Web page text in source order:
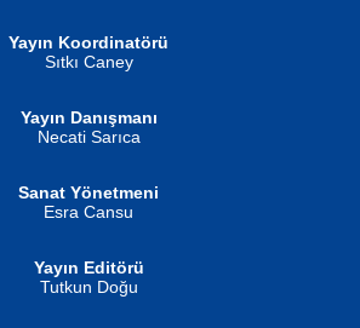
Yayın Koordinatörü
Sıtkı Caney
Yayın Danışmanı
Necati Sarıca
Sanat Yönetmeni
Esra Cansu
Yayın Editörü
Tutkun Doğu